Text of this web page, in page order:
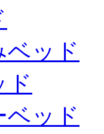
ッド
ド
ベッド